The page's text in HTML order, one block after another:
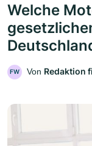
Welche
FW Von Redaktion